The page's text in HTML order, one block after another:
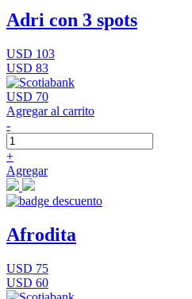
Adri con 3 spots
USD 103
USD 83
USD 70
Agregar al carrito
-
+
Agregar
Afrodita
USD 75
USD 60